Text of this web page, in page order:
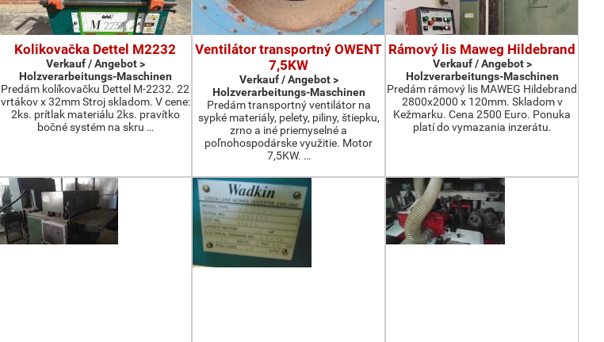
Kolikovačka Dettel M2232
Verkauf / Angebot >
Holzverarbeitungs-Maschinen
Predám kolíkovačku Dettel M-2232. 22
vrtákov x 32mm Stroj skladom. V cene:
2ks. prítlak materiálu 2ks. pravítko
bočné systém na skru …
Ventilátor transportný OWENT
7,5KW
Verkauf / Angebot >
Holzverarbeitungs-Maschinen
Predám transportný ventilátor na
sypké materiály, pelety, piliny, štiepku,
zrno a iné priemyselné a
poľnohospodárske využitie. Motor
7,5KW. …
Rámový lis Maweg Hildebrand
Verkauf / Angebot >
Holzverarbeitungs-Maschinen
Predám rámový lis MAWEG Hildebrand
2800x2000 x 120mm. Skladom v
Kežmarku. Cena 2500 Euro. Ponuka
platí do vymazania inzerátu.